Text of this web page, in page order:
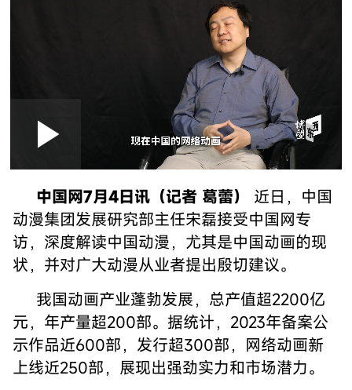
Play
Video
Mute
Picture-
in-
Picture
中国网7月4日讯（记者 葛蕾）
近日，中国
动漫集团发展研究部主任宋磊接受中国网专
访，深度解读中国动漫，尤其是中国动画的现
状，并对广大动漫从业者提出殷切建议。
我国动画产业蓬勃发展，总产值超2200亿
元，年产量超200部。据统计，2023年备案公
示作品近600部，发行超300部，网络动画新
上线近250部，展现出强劲实力和市场潜力。